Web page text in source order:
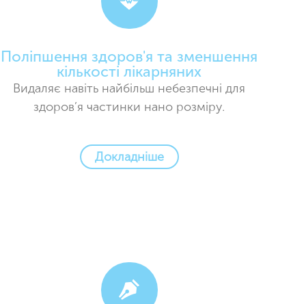
Поліпшення здоров'я та зменшення
кількості лікарняних
Видаляє навіть найбільш небезпечні для
здоров’я частинки нано розміру.
Докладніше